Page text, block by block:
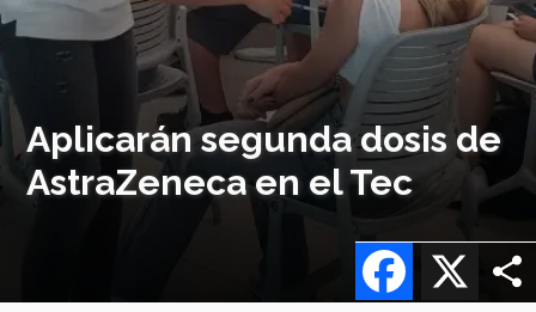
Aplicarán segunda dosis de
AstraZeneca en el Tec
X
Facebook